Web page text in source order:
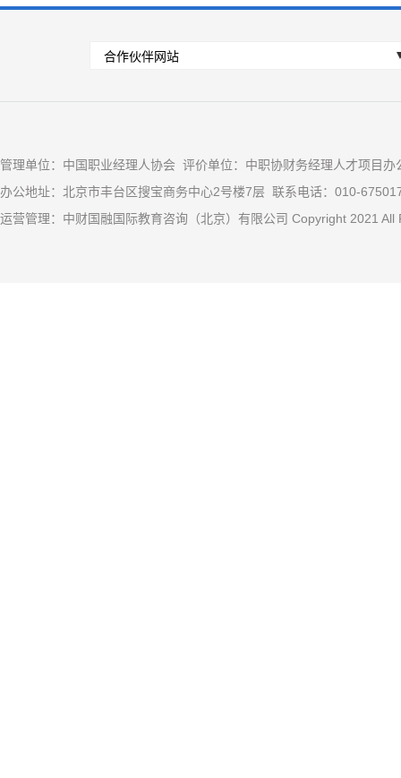
管理单位：中国职业经理人协会 评价单位：中职协财务经理人才项目办
办公地址：北京市丰台区搜宝商务中心2号楼7层 联系电话：010-
运营管理：中财国融国际教育咨询（北京）有限公司 Copyright 2021